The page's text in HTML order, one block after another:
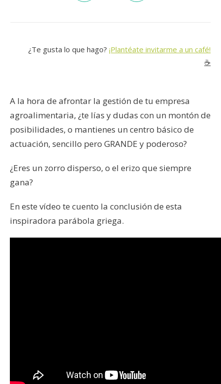
¿Te gusta lo que hago? ¡Plantéate invitarme a un café!
☕️
A la hora de afrontar la gestión de tu empresa
agroalimentaria, ¿te lías y dudas con un montón de
posibilidades, o mantienes un centro básico de
actuación, sencillo pero GRANDE y poderoso?
¿Eres un zorro disperso, o el erizo que siempre
gana?
En este vídeo te cuento la conclusión de esta
inspiradora parábola griega.